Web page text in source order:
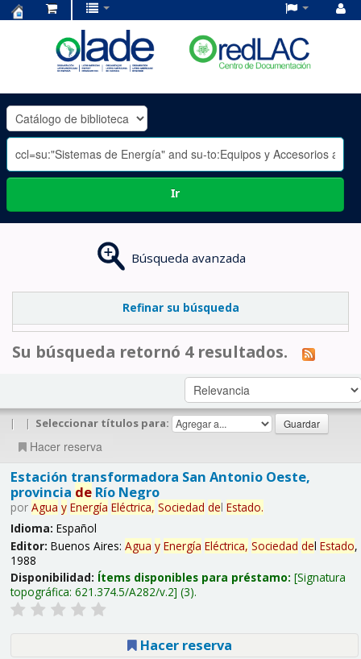
OLADE
-
Ir
Búsqueda avanzada
Refinar su búsqueda
Su búsqueda retornó 4 resultados.
| | Seleccionar títulos para:
Hacer reserva
Estación transformadora San Antonio Oeste,
provincia deRío Negro
por Agua y Energía Eléctrica, Sociedad del Estado.
Idioma: Español
Editor: Buenos Aires: Agua y Energía Eléctrica, Sociedad del Estado,
1988
Disponibilidad: Ítems disponibles para préstamo: Signatura
topográfica: 621.374.5/A282/v.2 (3).
Hacer reserva